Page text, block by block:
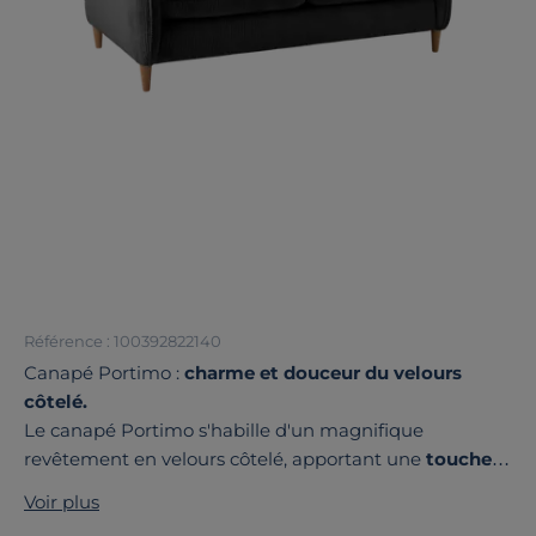
Référence : 100392822140
Canapé Portimo : charme et douceur du velours
côtelé.
Le canapé Portimo s'habille d'un magnifique
revêtement en velours côtelé, apportant une touche
compactes et son style d'inspiration scandinave, il se
Voir plus